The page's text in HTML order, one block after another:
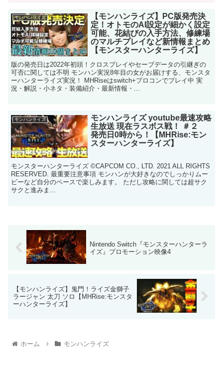
モンハンライズ
【モンハンライズ】PC版発売決
定！オトモのAI設定が細かく設定
可能、花結びの入手方法、修練場
のマルチプレイなど新情報まとめ
【モンスターハンターライズ】
版の発売日は2022年初頭！クロスプレイやセーブデータの引継ぎの
可否に関しては不明 モンハン実況8年目の女がお届けする、モンスタ
ーハンターライズ実況！ MHRiseはswitch+プロコンでプレイ中 実
況・解説・小ネタ・装備紹介・最新情報・...
モンハンライズ
モンハンライズ youtube最速攻略
生放送 現在ラスボス戦！ ＃２
発売日0時から！【MHRise:モン
スターハンターライズ】
モンスターハンターライズ ©CAPCOM CO., LTD. 2021 ALL RIGHTS
RESERVED. 最重要注意事項 モンハンが大好きなのでしっかりムー
ビーなど自分のペースで楽しみます。 ただし攻略に関しては超サク
サクと進みま...
Nintendo Switch『モンスターハンターラ
イズ』プロモーション映像4
【モンハンライズ】鬼門！ライズ金獅子
ラージャン 太刀 ソロ【MHRise:モンスタ
ーハンターライズ】
ホーム モンハンライズ